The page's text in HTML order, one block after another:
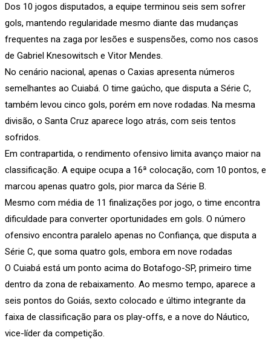
Dos 10 jogos disputados, a equipe terminou seis sem sofrer
gols, mantendo regularidade mesmo diante das mudanças
frequentes na zaga por lesões e suspensões, como nos casos
de Gabriel Knesowitsch e Vitor Mendes.
No cenário nacional, apenas o Caxias apresenta números
semelhantes ao Cuiabá. O time gaúcho, que disputa a Série C,
também levou cinco gols, porém em nove rodadas. Na mesma
divisão, o Santa Cruz aparece logo atrás, com seis tentos
sofridos.
Em contrapartida, o rendimento ofensivo limita avanço maior na
classificação. A equipe ocupa a 16ª colocação, com 10 pontos, e
marcou apenas quatro gols, pior marca da Série B.
Mesmo com média de 11 finalizações por jogo, o time encontra
dificuldade para converter oportunidades em gols. O número
ofensivo encontra paralelo apenas no Confiança, que disputa a
Série C, que soma quatro gols, embora em nove rodadas
O Cuiabá está um ponto acima do Botafogo-SP, primeiro time
dentro da zona de rebaixamento. Ao mesmo tempo, aparece a
seis pontos do Goiás, sexto colocado e último integrante da
faixa de classificação para os play-offs, e a nove do Náutico,
vice-líder da competição.